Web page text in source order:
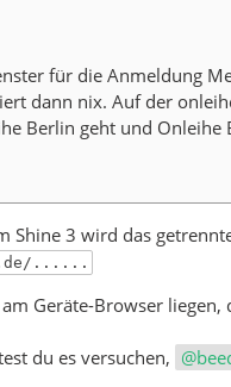
für die Anmeldung
dann nix. Auf der
Berlin geht und Onleihe
Shine 3 wird das
......
Geräte-Browser liegen,
du es versuchen,